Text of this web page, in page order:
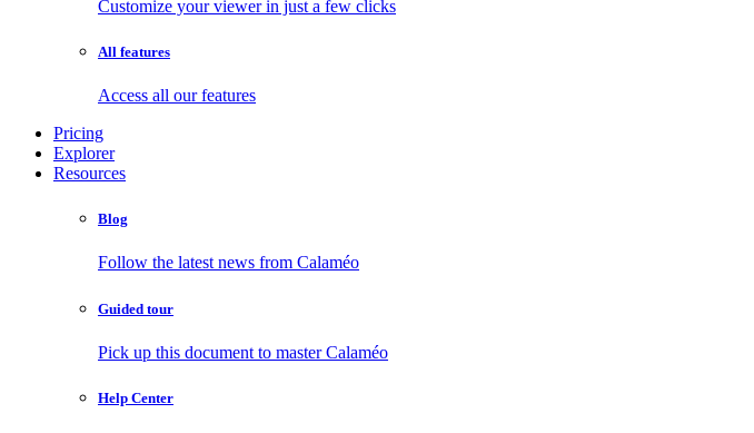
Customize your viewer in just a few clicks
All features
Access all our features
Pricing
Explorer
Resources
Blog
Follow the latest news from Calaméo
Guided tour
Pick up this document to master Calaméo
Help Center